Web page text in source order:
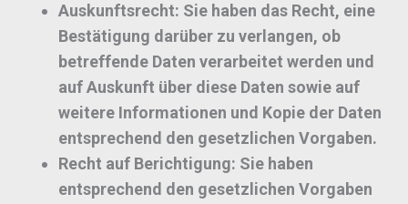
Auskunftsrecht: Sie haben das Recht, eine
Bestätigung darüber zu verlangen, ob
betreffende Daten verarbeitet werden und
auf Auskunft über diese Daten sowie auf
weitere Informationen und Kopie der Daten
entsprechend den gesetzlichen Vorgaben.
Recht auf Berichtigung: Sie haben
entsprechend den gesetzlichen Vorgaben